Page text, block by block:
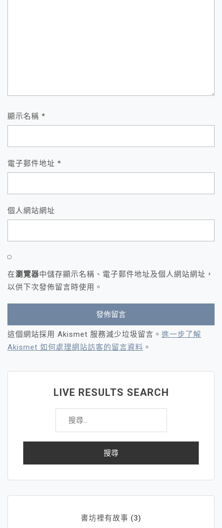
顯示名稱 *
電子郵件地址 *
個人網站網址
在瀏覽器中儲存顯示名稱、電子郵件地址及個人網站網址，
以供下次發佈留言時使用。
這個網站採用 Akismet 服務減少垃圾留言。 進一步了解
Akismet 如何處理網站訪客的留言資料 。
LIVE RESULTS SEARCH
搜
書坊裡有故事 (3)